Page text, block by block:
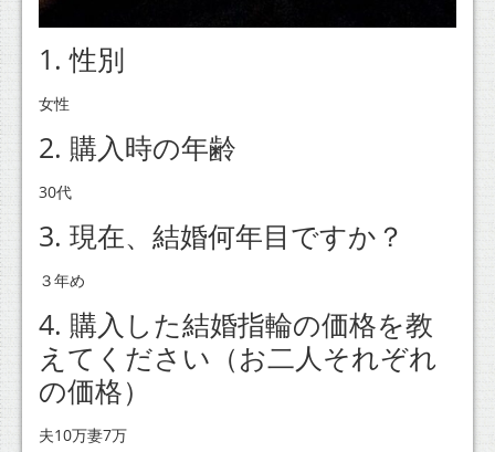
1. 性別
女性
2. 購入時の年齢
30代
3. 現在、結婚何年目ですか？
３年め
4. 購入した結婚指輪の価格を教
えてください（お二人それぞれ
の価格）
夫10万妻7万